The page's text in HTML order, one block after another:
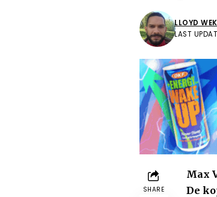
LAST
LLOYD
SHARE
Max
De